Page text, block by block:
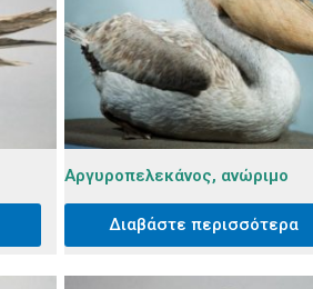
Αργυροπελεκάνος, ανώριμο
Διαβάστε περισσότερα